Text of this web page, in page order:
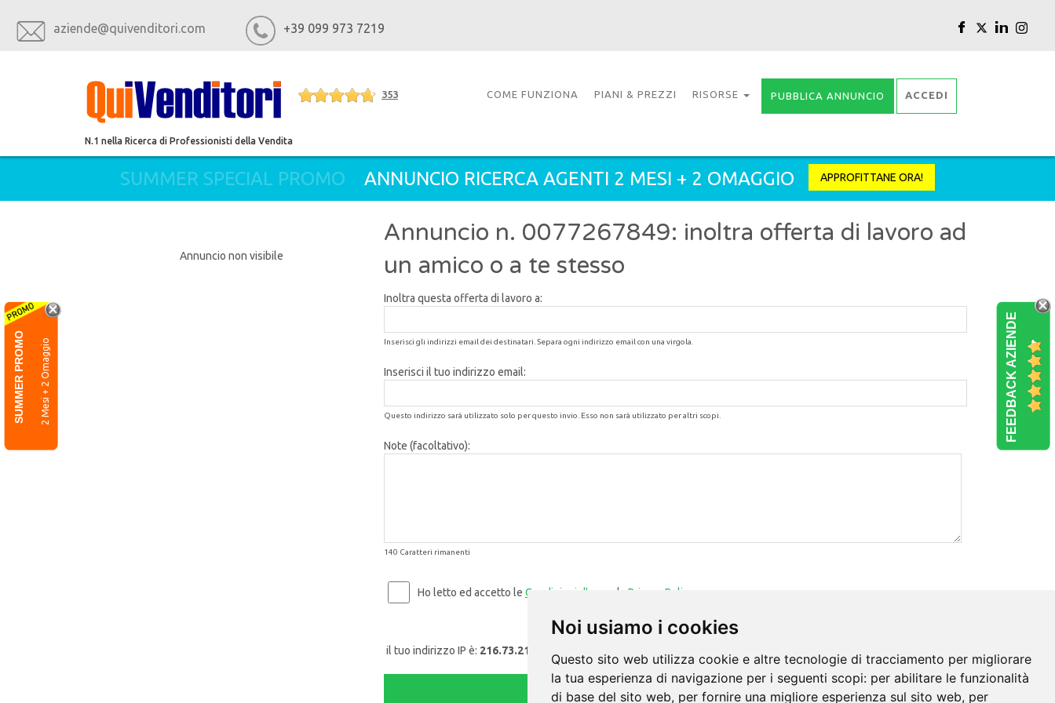
Noi usiamo i cookies
Questo sito web utilizza cookie e altre tecnologie di tracciamento per migliorare
la tua esperienza di navigazione per i seguenti scopi: per abilitare le funzionalità
di base del sito web, per fornire una migliore esperienza sul sito web, per
aziende@quivenditori.com +39 099 973 7219
353
N.1 nella Ricerca di Professionisti della Vendita
COME FUNZIONA PIANI & PREZZI RISORSE PUBBLICA ANNUNCIO ACCEDI
SUMMER SPECIAL PROMO ANNUNCIO RICERCA AGENTI 2 MESI + 2 OMAGGIO APPROFITTANE ORA!
FEEDBACK AZIENDE
SUMMER PROMO 2 Mesi + 2 Omaggio
Annuncio n. 0077267849: inoltra offerta di lavoro ad
un amico o a te stesso
Inoltra questa offerta di lavoro a:
Inserisci gli indirizzi email dei destinatari. Separa ogni indirizzo email con una virgola.
Inserisci il tuo indirizzo email:
Questo indirizzo sarà utilizzato solo per questo invio. Esso non sarà utilizzato per altri scopi.
Note (facoltativo):
140 Caratteri rimanenti
Ho letto ed accetto le Condizioni d'uso e la Privacy Policy
il tuo indirizzo IP è: 216.73.216.172
Annuncio non visibile